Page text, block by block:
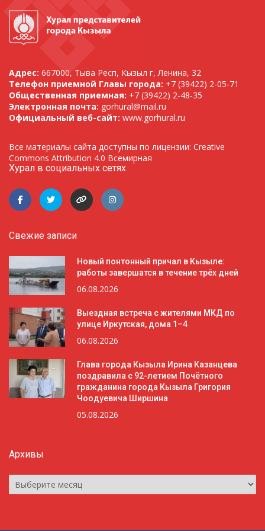
Адрес: 667000, Тыва Респ, Кызыл г, Ленина, 32
Телефон приемной Главы города: +7 (39422) 2-05-71
Общественная приемная: +7 (39422) 2-48-35
Электронная почта: gorhural@mail.ru
Официальный веб-сайт: www.gorhural.ru
Все материалы сайта доступны по лицензии: Creative
Commons Attribution 4.0 Всемирная
Хурал в социальных сетях
Свежие записи
Новый понтонный причал в Кызыле:
работы завершатся в течение трёх дней
06.08.2026
Выездная встреча с жителями МКД по
улице Иркутская, дома 1–4
06.08.2026
Глава города Кызыла Ирина Казанцева
поздравила с 92-летием Почётного
гражданина города Кызыла Григория
Чоодуевича Ширшина
05.08.2026
Архивы
Архивы